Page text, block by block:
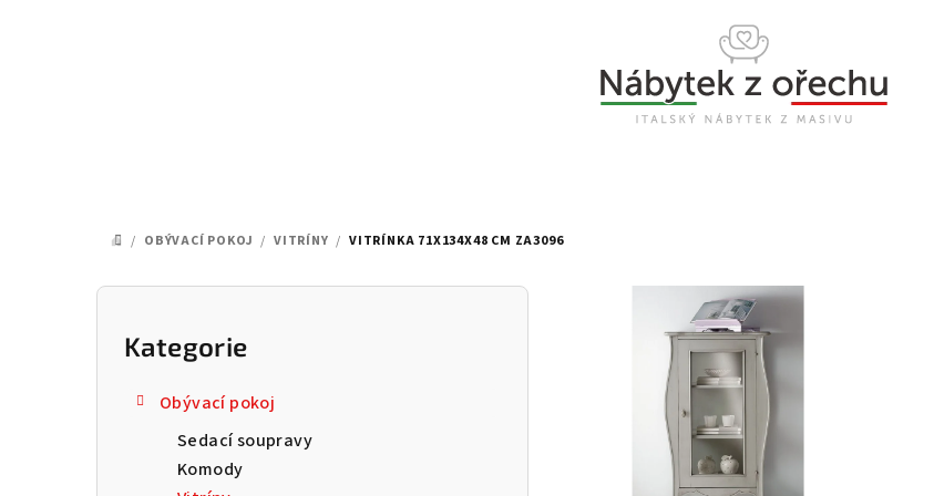
DOMŮ
/ OBÝVACÍ POKOJ / VITRÍNY / VITRÍNKA 71X134X48 CM ZA3096
P
Přeskočit
kategorie
Kategorie
Obývací pokoj
Sedací soupravy
Komody